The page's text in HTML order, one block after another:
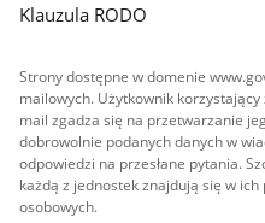
Klauzula RODO
Strony dostępne w domenie
mailowych. Użytkownik
mail zgadza się na przetwarzanie
dobrowolnie podanych danych w
odpowiedzi na przesłane pytania.
każdą z jednostek znajdują się w
osobowych.